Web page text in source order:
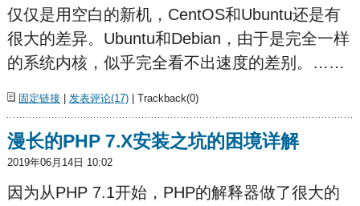
仅仅是用空白的新机，CentOS和Ubuntu还是有
很大的差异。Ubuntu和Debian，由于是完全一样
的系统内核，似乎完全看不出速度的差别。……
固定链接| 发表评论(17)| Trackback(0)
漫长的PHP 7.X安装之坑的困境详解
2019年06月14日 10:02
因为从PHP 7.1开始，PHP的解释器做了很大的